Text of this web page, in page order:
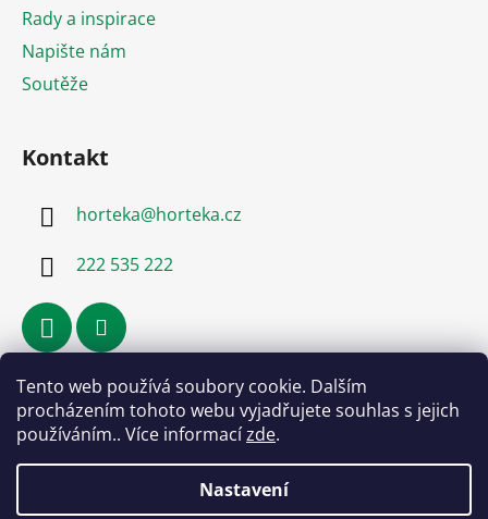
Tento web používá soubory cookie. Dalším
procházením tohoto webu vyjadřujete souhlas s jejich
používáním.. Více informacízde.
Nastavení
Rady a inspirace
Napište nám
Soutěže
Kontakt
horteka@horteka.cz
222 535 222
Přijímáme online platby